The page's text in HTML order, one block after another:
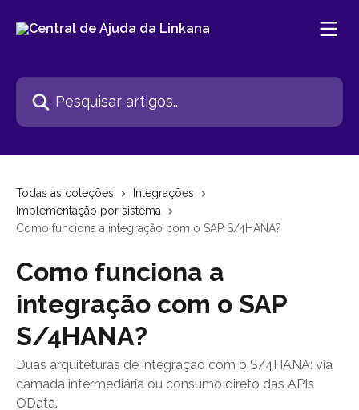
Pesquisar artigos...
Todas as coleções
Integrações
Implementação por sistema
Como funciona a integração com o SAP S/4HANA?
Como funciona a
integração com o SAP
S/4HANA?
Duas arquiteturas de integração com o S/4HANA: via
camada intermediária ou consumo direto das APIs
OData.